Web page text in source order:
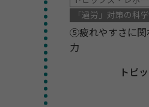
「過労」対策の科
⑤疲れやすさに関
力
トピ